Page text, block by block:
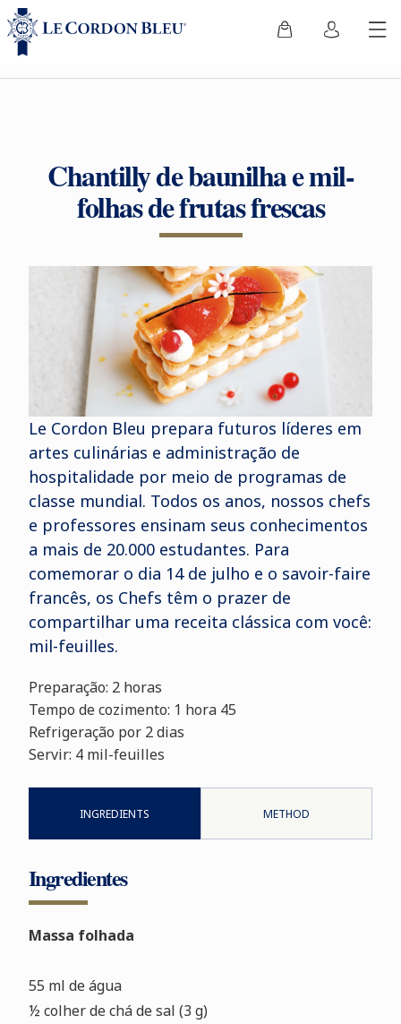
Chantilly de baunilha e mil-
folhas de frutas frescas
Le Cordon Bleu prepara futuros líderes em
artes culinárias e administração de
hospitalidade por meio de programas de
classe mundial. Todos os anos, nossos chefs
e professores ensinam seus conhecimentos
a mais de 20.000 estudantes. Para
comemorar o dia 14 de julho e o savoir-faire
francês, os Chefs têm o prazer de
compartilhar uma receita clássica com você:
mil-feuilles.
Preparação: 2 horas
Tempo de cozimento: 1 hora 45
Refrigeração por 2 dias
Servir: 4 mil-feuilles
INGREDIENTS METHOD
Ingredientes
Massa folhada
55 ml de água
½ colher de chá de sal (3 g)